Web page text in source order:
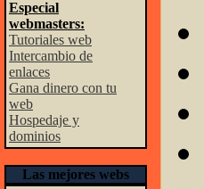
Especial
webmasters:
Tutoriales web
Intercambio de
enlaces
Gana dinero con tu
web
Hospedaje y
dominios
Las mejores webs